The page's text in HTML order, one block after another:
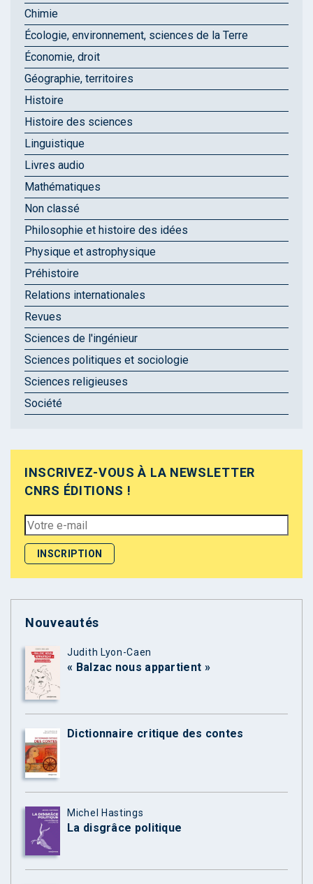
Chimie
Écologie, environnement, sciences de la Terre
Économie, droit
Géographie, territoires
Histoire
Histoire des sciences
Linguistique
Livres audio
Mathématiques
Non classé
Philosophie et histoire des idées
Physique et astrophysique
Préhistoire
Relations internationales
Revues
Sciences de l'ingénieur
Sciences politiques et sociologie
Sciences religieuses
Société
INSCRIVEZ-VOUS À LA NEWSLETTER
CNRS ÉDITIONS !
Nouveautés
Judith Lyon-Caen
« Balzac nous appartient »
Dictionnaire critique des contes
Michel Hastings
La disgrâce politique